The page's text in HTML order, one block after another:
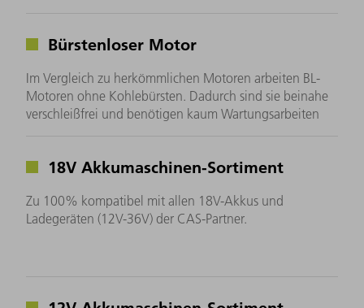
Bürstenloser Motor
Im Vergleich zu herkömmlichen Motoren arbeiten BL-
Motoren ohne Kohlebürsten. Dadurch sind sie beinahe
verschleißfrei und benötigen kaum Wartungsarbeiten
18V Akkumaschinen-Sortiment
Zu 100% kompatibel mit allen 18V-Akkus und
Ladegeräten (12V-36V) der CAS-Partner.